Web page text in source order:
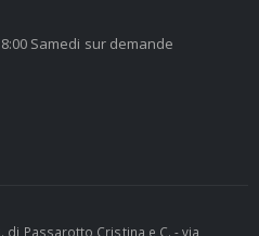
Samedi sur demande
di Passarotto Cristina e C. - via